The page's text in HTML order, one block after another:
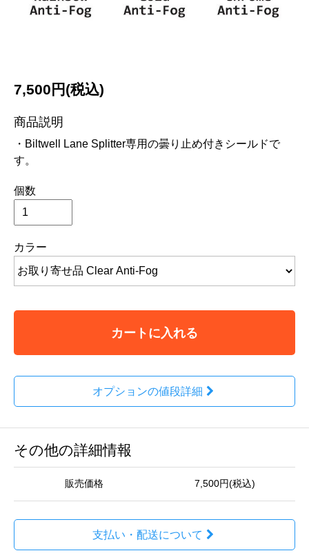
7,500円(税込)
商品説明
・Biltwell Lane Splitter専用の曇り止め付きシールドで
す。
個数
カラー
カートに入れる
オプションの値段詳細
その他の詳細情報
販売価格 7,500円(税込)
支払い・配送について